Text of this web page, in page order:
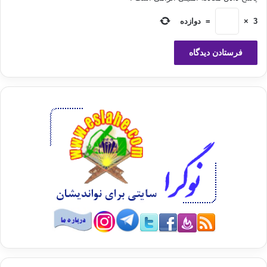
أَن يُعْرَفْنَ فَلَا يُؤْذَيْنَ»
« ‏ اي پيغمبر ! به همسران و دختران خود و به زنان مؤمنان بگو كه رداهاي خود را
جمع‌وجور بر خويش فرو افكنند . تا اين كه ( از زنان بي‌بندوبار و آلوده ) دست كم باز
شناخته شوند و در نتيجه مورد اذيّت و آزار ( اوباش ) قرار نگيرند . خداوند ( پيوسته )
بيماري هاي روحي و نفساني، از نظر شدت و خفّت، متفاوتند و ميزان مخالفت آنها، با
شرع و قانون و عرف و آداب و رسوم حسنه نيز،‌متفاوت و مختلف است.
به علاوه مجرم و گناهكار، هر اندازه از نظر روحي بيمار باشد، مسؤليت جنايي دارد و از
مسوليت بركنار نيست، و نمي توان او را بدون مسوليت و مواخذات،‌به حال خود
گذاشت. اسلام از دو ديدگاه مختلف، بدين احوال و حالتهاي بيمارگونه مي نگرد. پس
اسلام حدود و عقوبات و كيفرهاي لازم را براي صيانت و حفظ جامعه، و تقويت اركان
اجتماع و تثبيت فضايل آن، و نگهداشت نمونه ها و الگوهاي برتر آن، و ارزش و بها دادن
بنابراين تازيانه حدب مي زند و رجم مي كند و دست دزد را قطع مي كند و قصاص را به
3
×
= دوازده